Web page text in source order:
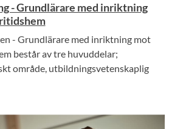
- Grundlärare med inriktning
- Grundlärare med inriktning mot
består av tre huvuddelar;
område, utbildningsvetenskaplig